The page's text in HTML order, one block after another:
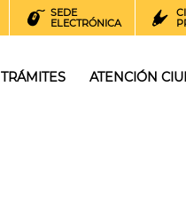
SEDE
ELECTRÓNICA
TRÁMITES ATENCIÓN